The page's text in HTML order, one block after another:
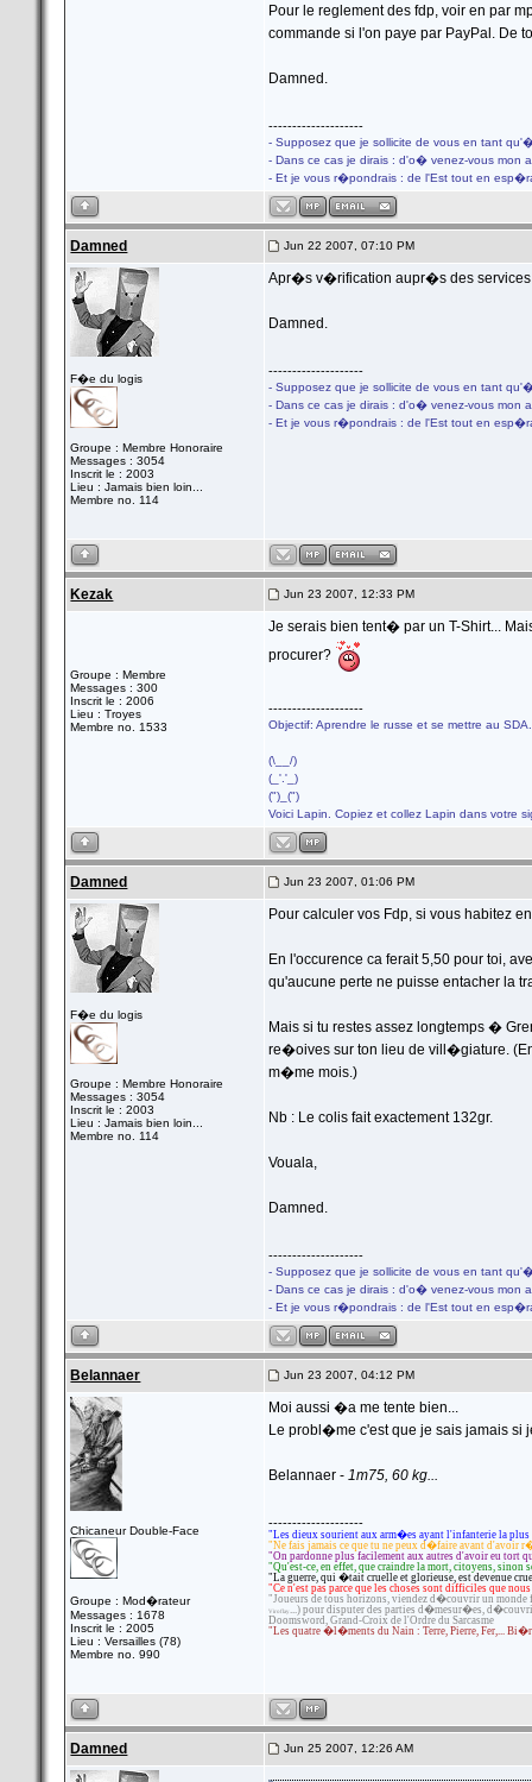
Pour le reglement des fdp, voir en par
commande si l'on paye par PayPal. De
Damned.
--------------------
- Supposez que je sollicite de vous en tant
- Dans ce cas je dirais : d'o� venez-vous mon
- Et je vous r�pondrais : de l'Est tout en
Damned Jun 22 2007, 07:10 PM
F�e du logis
Groupe : Membre Honoraire
Messages : 3054
Inscrit le : 2003
Lieu : Jamais bien loin...
Membre no. 114
Apr�s v�rification aupr�s des services
Damned.
--------------------
- Supposez que je sollicite de vous en tant
- Dans ce cas je dirais : d'o� venez-vous mon
- Et je vous r�pondrais : de l'Est tout en
Kezak Jun 23 2007, 12:33 PM
Groupe : Membre
Messages : 300
Inscrit le : 2006
Lieu : Troyes
Membre no. 1533
Je serais bien tent� par un T-Shirt...
procurer?
--------------------
Objectif: Aprendre le russe et se mettre au
(\__/)
(_'.'_)
(")_(")
Voici Lapin. Copiez et collez Lapin dans votre
Damned Jun 23 2007, 01:06 PM
F�e du logis
Groupe : Membre Honoraire
Messages : 3054
Inscrit le : 2003
Lieu : Jamais bien loin...
Membre no. 114
Pour calculer vos Fdp, si vous habitez
En l'occurence ca ferait 5,50 pour toi,
qu'aucune perte ne puisse entacher la
Mais si tu restes assez longtemps �
re�oives sur ton lieu de vill�giature.
m�me mois.)
Nb : Le colis fait exactement 132gr.
Vouala,
Damned.
--------------------
- Supposez que je sollicite de vous en tant
- Dans ce cas je dirais : d'o� venez-vous mon
- Et je vous r�pondrais : de l'Est tout en
Belannaer Jun 23 2007, 04:12 PM
Chicaneur Double-Face
Groupe : Mod�rateur
Messages : 1678
Inscrit le : 2005
Lieu : Versailles (78)
Membre no. 990
Moi aussi �a me tente bien...
Le probl�me c'est que je sais jamais
Belannaer -1m75, 60 kg...
--------------------
"Les dieux sourient aux arm�es ayant l'infanterie la
"Ne fais jamais ce que tu ne peux d�faire avant
"On pardonne plus facilement aux autres d'avoir eu tort
"Qu'est-ce, en effet, que craindre la mort, citoyens,
"La guerre, qui �tait cruelle et glorieuse, est devenue
"Ce n'est pas parce que les choses sont difficiles que
"Joueurs de tous horizons, viendez d�couvrir un
Viroflay ...) pour disputer des parties d�mesur�es,
Doomsword, Grand-Croix de l'Ordre du Sarcasme
"Les quatre �l�ments du Nain : Terre, Pierre, Fer,...
Damned Jun 25 2007, 12:26 AM